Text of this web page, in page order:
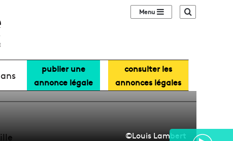
Sidebar (barre
publier une
annonce légale
consulter les
annonces légales
solidarité voit
©Louis Lambert